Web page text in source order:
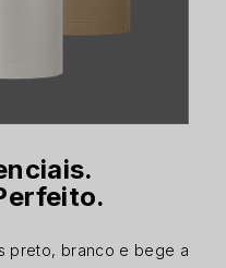
preto, branco e bege a